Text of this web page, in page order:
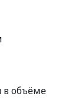
в объёме